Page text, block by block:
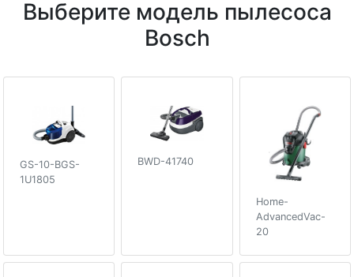
Выберите модель пылесоса
Bosch
GS-10-BGS-
1U1805
BWD-41740
Home-
AdvancedVac-
20